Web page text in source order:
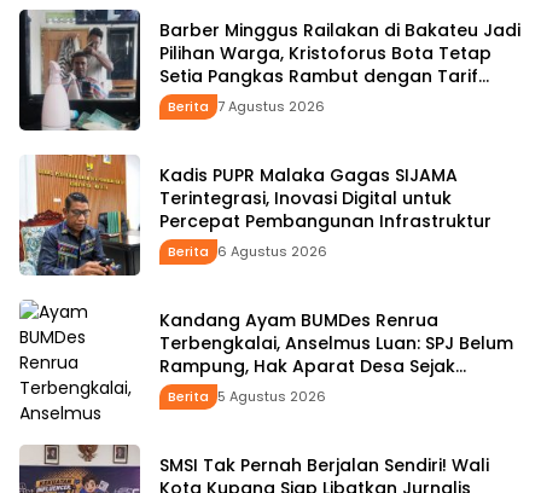
Barber Minggus Railakan di Bakateu Jadi
Pilihan Warga, Kristoforus Bota Tetap
Setia Pangkas Rambut dengan Tarif
Rp15 Ribu per Kepala
Berita 7 Agustus 2026
Kadis PUPR Malaka Gagas SIJAMA
Terintegrasi, Inovasi Digital untuk
Percepat Pembangunan Infrastruktur
Berita 6 Agustus 2026
Kandang Ayam BUMDes Renrua
Terbengkalai, Anselmus Luan: SPJ Belum
Rampung, Hak Aparat Desa Sejak
Januari Belum Dibayar
Berita 5 Agustus 2026
SMSI Tak Pernah Berjalan Sendiri! Wali